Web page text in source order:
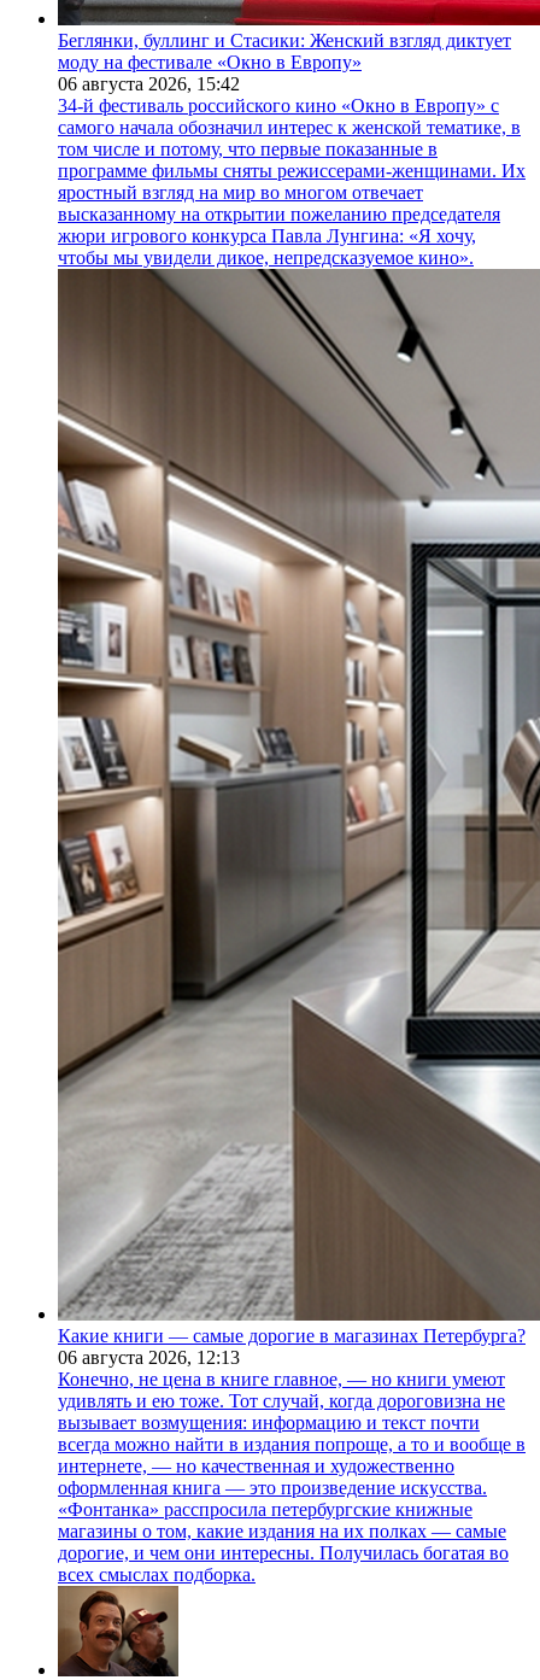
Беглянки, буллинг и Стасики: Женский взгляд диктует
моду на фестивале «Окно в Европу»
06 августа 2026, 15:42
34-й фестиваль российского кино «Окно в Европу» с
самого начала обозначил интерес к женской тематике, в
том числе и потому, что первые показанные в
программе фильмы сняты режиссерами-женщинами. Их
яростный взгляд на мир во многом отвечает
высказанному на открытии пожеланию председателя
жюри игрового конкурса Павла Лунгина: «Я хочу,
чтобы мы увидели дикое, непредсказуемое кино».
Какие книги — самые дорогие в магазинах Петербурга?
06 августа 2026, 12:13
Конечно, не цена в книге главное, — но книги умеют
удивлять и ею тоже. Тот случай, когда дороговизна не
вызывает возмущения: информацию и текст почти
всегда можно найти в издания попроще, а то и вообще в
интернете, — но качественная и художественно
оформленная книга — это произведение искусства.
«Фонтанка» расспросила петербургские книжные
магазины о том, какие издания на их полках — самые
дорогие, и чем они интересны. Получилась богатая во
всех смыслах подборка.